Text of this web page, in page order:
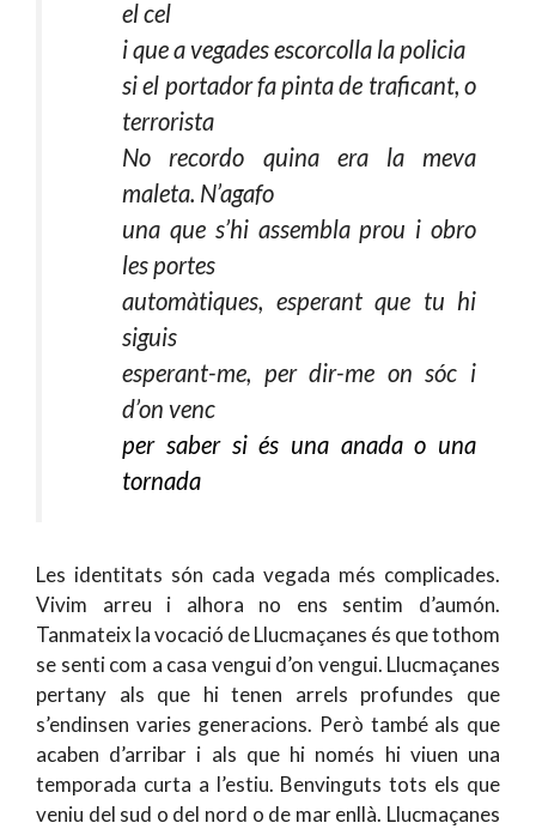
el cel
i que a vegades escorcolla la policia
si el portador fa pinta de traficant, o
terrorista
No recordo quina era la meva
maleta. N’agafo
una que s’hi assembla prou i obro
les portes
automàtiques, esperant que tu hi
siguis
esperant-me, per dir-me on sóc i
d’on venc
per saber si és una anada o una
tornada
Les identitats són cada vegada més complicades.
Vivim arreu i alhora no ens sentim d’aumón.
Tanmateix la vocació de Llucmaçanes és que tothom
se senti com a casa vengui d’on vengui. Llucmaçanes
pertany als que hi tenen arrels profundes que
s’endinsen varies generacions. Però també als que
acaben d’arribar i als que hi només hi viuen una
temporada curta a l’estiu. Benvinguts tots els que
veniu del sud o del nord o de mar enllà. Llucmaçanes